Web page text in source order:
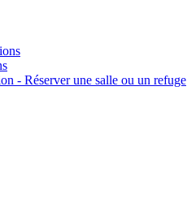
- Réserver une salle ou un refuge